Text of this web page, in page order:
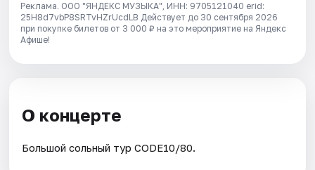
Реклама. ООО "ЯНДЕКС МУЗЫКА", ИНН: 9705121040 erid:
25H8d7vbP8SRTvHZrUcdLB Действует до 30 сентября 2026
при покупке билетов от 3 000 ₽ на это мероприятие на Яндекс
Афише!
О концерте
Большой сольный тур CODE10/80.